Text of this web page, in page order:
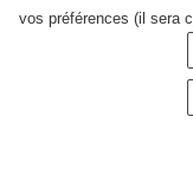
vos préférences (il sera